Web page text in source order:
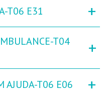
T06 E31 +
T04
+
AJUDA-T06 E06 +